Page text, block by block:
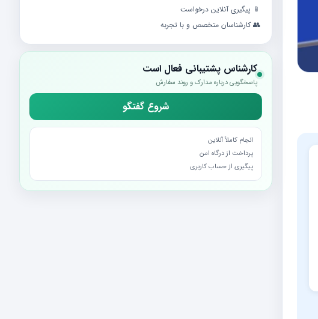
📱 پیگیری آنلاین درخواست
👥 کارشناسان متخصص و با تجربه
کارشناس پشتیبانی فعال است
پاسخگویی درباره مدارک و روند سفارش
شروع گفتگو
انجام کاملاً آنلاین
پرداخت از درگاه امن
پیگیری از حساب کاربری